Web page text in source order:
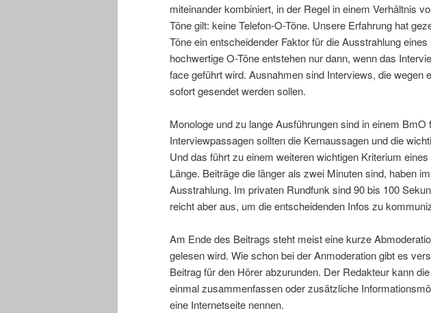
miteinander kombiniert, in der Regel in einem Verhältnis
Töne gilt: keine Telefon-O-Töne. Unsere Erfahrung hat
Töne ein entscheidender Faktor für die Ausstrahlung
hochwertige O-Töne entstehen nur dann, wenn das
face geführt wird. Ausnahmen sind Interviews, die wegen
sofort gesendet werden sollen.
Monologe und zu lange Ausführungen sind in einem BmO
Interviewpassagen sollten die Kernaussagen und die
Und das führt zu einem weiteren wichtigen Kriterium
Länge. Beiträge die länger als zwei Minuten sind, haben
Ausstrahlung. Im privaten Rundfunk sind 90 bis 100
reicht aber aus, um die entscheidenden Infos zu
Am Ende des Beitrags steht meist eine kurze
gelesen wird. Wie schon bei der Anmoderation gibt es
Beitrag für den Hörer abzurunden. Der Redakteur kann
einmal zusammenfassen oder zusätzliche
eine Internetseite nennen.